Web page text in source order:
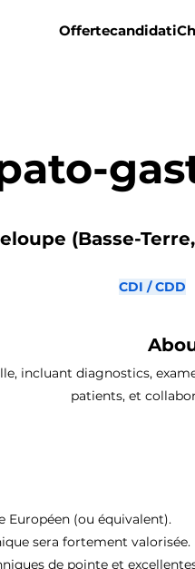
Offertecandidati
(Basse-
CDI / CDD
incluant diagnostics,
patients, et
(ou équivalent).
sera fortement valorisée.
de pointe et